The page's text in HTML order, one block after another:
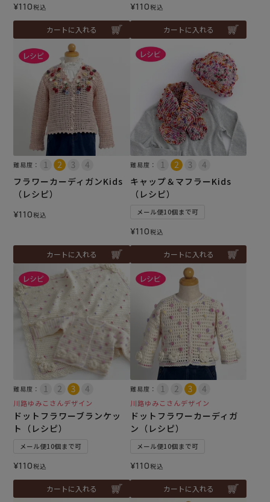
¥110税込
カートに入れる
¥110税込
カートに入れる
難易度：
フラワーカーディガンKids
（レシピ）
¥110税込
カートに入れる
難易度：
キャップ＆マフラーKids
（レシピ）
メール便10個まで可
¥110税込
カートに入れる
難易度：
川路ゆみこさんデザイン
ドットフラワーブランケッ
ト（レシピ）
メール便10個まで可
¥110税込
カートに入れる
難易度：
川路ゆみこさんデザイン
ドットフラワーカーディガ
ン（レシピ）
メール便10個まで可
¥110税込
カートに入れる